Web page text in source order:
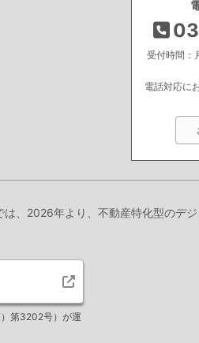
受付時間：
電話対応に
、2026年より、不動産特化型のデ
第3202号）が運